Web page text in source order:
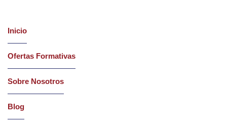
Inicio
Ofertas Formativas
Sobre Nosotros
Blog